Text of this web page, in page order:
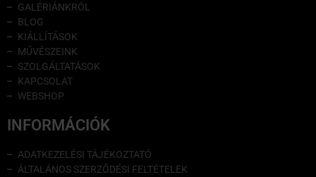
GALÉRIÁNKRÓL
BLOG
KIÁLLÍTÁSOK
MŰVÉSZEINK
SZOLGÁLTATÁSOK
KAPCSOLAT
WEBSHOP
INFORMÁCIÓK
ADATKEZELÉSI TÁJÉKOZTATÓ
ÁLTALÁNOS SZERZŐDÉSI FELTÉTELEK